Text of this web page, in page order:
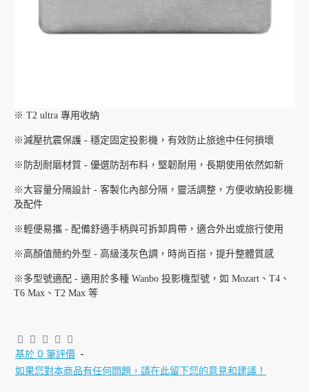
※ T2 ultra 專用收納
※減壓抗震保護 - 穩定固定投影機，有效防止旅途中任何損壞
※防刮耐磨材質 - 優選防刮布料，堅韌耐用，長期使用依然如新
※大容量分隔設計 - 客製化內部分隔，靈活調整，方便收納投影機
及配件
※輕便易攜 - 配備舒適手柄與可拆卸肩帶，適合外出或旅行使用
※高顏值簡約外型 - 高級淺灰色調，時尚百搭，提升整體質感
※多型號適配 - 適用於多種 Wanbo 投影機型號，如 Mozart、T4、
T6 Max、T2 Max 等
基於 0 筆評價 -
如果您對本商品有任何問題，請在此留下您的意見和建議！